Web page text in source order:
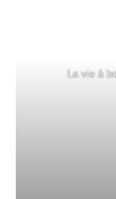
La vie à